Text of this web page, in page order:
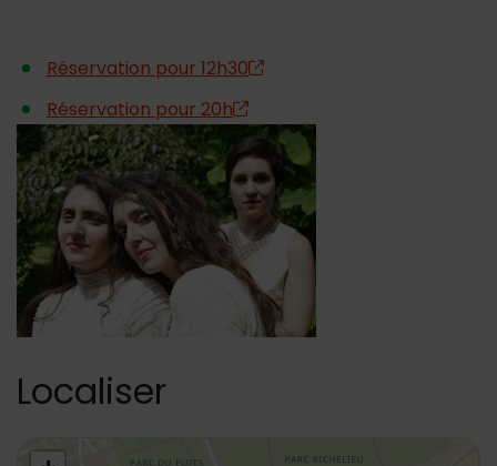
Réservation pour 12h30
Réservation pour 20h
Localiser